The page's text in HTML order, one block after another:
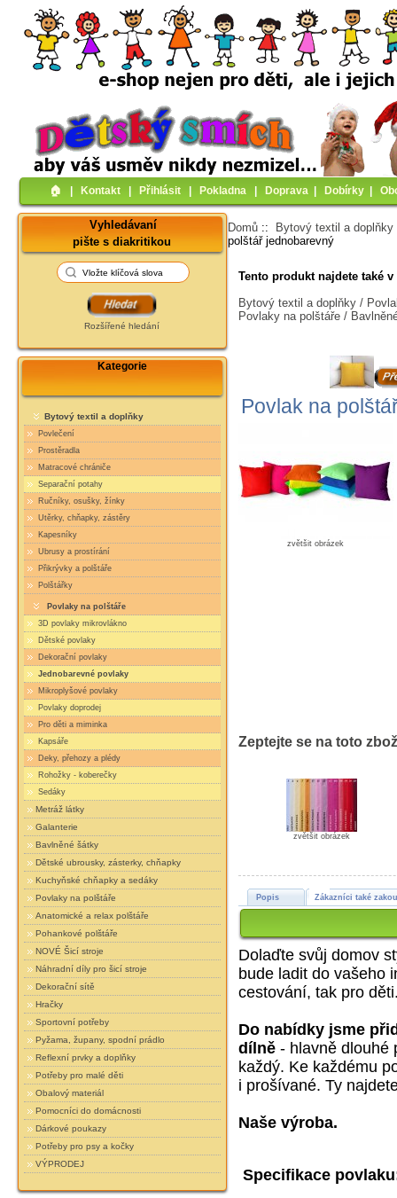
🏠︎ Kontakt Přihlásit Pokladna Doprava Dobírky
Vyhledávaní
pište s diakritikou
Rozšířené hledání
Kategorie
Bytový textil a doplňky
Povlečení
Prostěradla
Matracové chrániče
Separační potahy
Ručníky, osušky, žínky
Utěrky, chňapky, zástěry
Kapesníky
Ubrusy a prostírání
Přikrývky a polštáře
Polštářky
Povlaky na polštáře
3D povlaky mikrovlákno
Dětské povlaky
Dekorační povlaky
Jednobarevné povlaky
Mikroplyšové povlaky
Povlaky doprodej
Pro děti a miminka
Kapsáře
Deky, přehozy a plédy
Rohožky - koberečky
Sedáky
Metráž látky
Galanterie
Bavlněné šátky
Dětské ubrousky, zásterky, chňapky
Kuchyňské chňapky a sedáky
Povlaky na polštáře
Anatomické a relax polštáře
Pohankové polštáře
NOVÉ Šicí stroje
Náhradní díly pro šicí stroje
Dekorační sítě
Hračky
Sportovní potřeby
Pyžama, župany, spodní prádlo
Reflexní prvky a doplňky
Potřeby pro malé děti
Obalový materiál
Pomocníci do domácnosti
Dárkové poukazy
Potřeby pro psy a kočky
VÝPRODEJ
Domů :: Bytový textil a doplňky
polštář jednobarevný
Tento produkt najdete také
Bytový textil a doplňky /
Povlaky na polštáře /
Povlak na
zvětšit obrázek
Zeptejte se na toto
zvětšit obrázek
Popis Zákazníci také
Dolaďte svůj domov
bude ladit do vašeho
cestování, tak pro
Do nabídky jsme
dílně - hlavně dlouhé
každý. Ke každému
i prošívané. Ty
Naše výroba.
Specifikace